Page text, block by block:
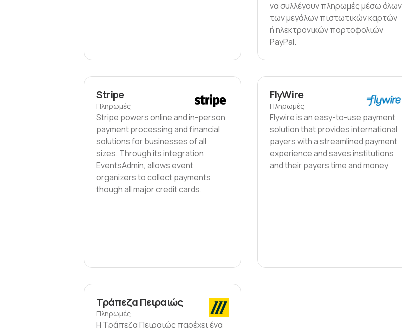
να συλλέγουν πληρωμές μέσω όλων
των μεγάλων πιστωτικών καρτών
ή ηλεκτρονικών πορτοφολιών
PayPal.
Stripe
Πληρωμές
Stripe powers online and in-person
payment processing and financial
solutions for businesses of all
sizes. Through its integration
EventsAdmin, allows event
organizers to collect payments
though all major credit cards.
FlyWire
Πληρωμές
Flywire is an easy-to-use payment
solution that provides international
payers with a streamlined payment
experience and saves institutions
and their payers time and money
Τράπεζα Πειραιώς
Πληρωμές
Η Τράπεζα Πειραιώς παρέχει ένα